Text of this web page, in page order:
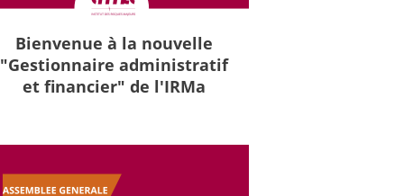
Bienvenue à la nouvelle
"Gestionnaire administratif
et financier" de l'IRMa